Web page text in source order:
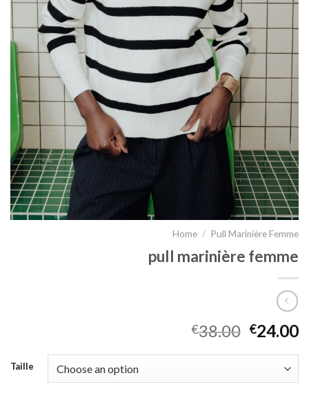
Home / Pull Marinière Femme
pull marinière femme
€38.00 €24.00
Taille